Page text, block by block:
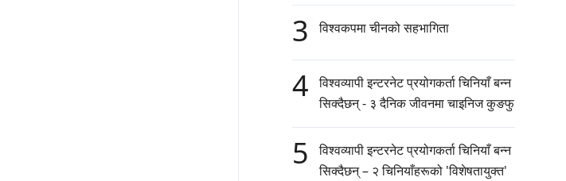
3 विश्वकपमा चीनको सहभागिता
4
विश्वव्यापी इन्टरनेट प्रयोगकर्ता चिनियाँ बन्न
सिक्दैछन् - ३ दैनिक जीवनमा चाइनिज कुङफु
5
विश्वव्यापी इन्टरनेट प्रयोगकर्ता चिनियाँ बन्न
सिक्दैछन् – २ चिनियाँहरूको 'विशेषतायुक्त'